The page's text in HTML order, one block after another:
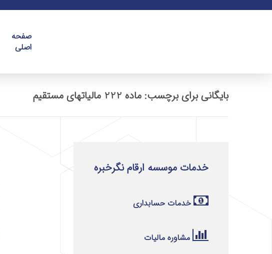
صفحه
اصلی
بایگانی برای برچسب: ماده 222 مالیاتهای مستقیم
خدمات موسسه ارقام نگرخبره
خدمات حسابداری
مشاوره مالیات